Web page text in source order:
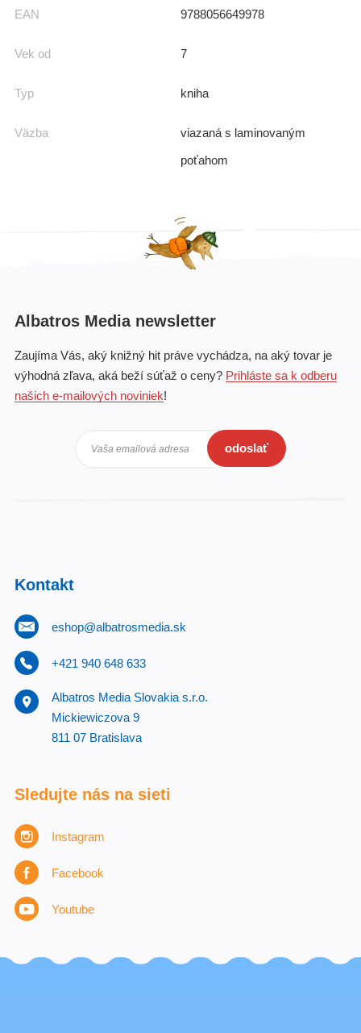
EAN 9788056649978
Vek od 7
Typ kniha
Väzba
viazaná s laminovaným
poťahom
Albatros Media newsletter
Zaujíma Vás, aký knižný hit práve vychádza, na aký tovar je
výhodná zľava, aká beží súťaž o ceny? Prihláste sa k odberu
našich e-mailových noviniek!
Vaša emailová adresa odoslať
Kontakt
eshop@albatrosmedia.sk
+421 940 648 633
Albatros Media Slovakia s.r.o.
Mickiewiczova 9
811 07 Bratislava
Sledujte nás na sieti
Instagram
Facebook
Youtube